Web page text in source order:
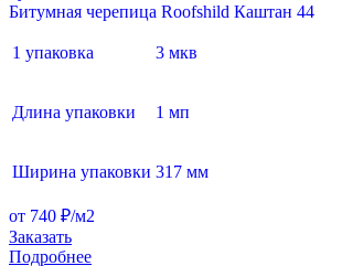
Битумная черепица Roofshild Каштан 44
1 упаковка 3 мкв
Длина упаковки 1 мп
Ширина упаковки 317 мм
от 740 ₽/м2
Заказать
Подробнее